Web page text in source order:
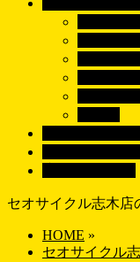
セオサイクル志木店
HOME »
セオサイクル